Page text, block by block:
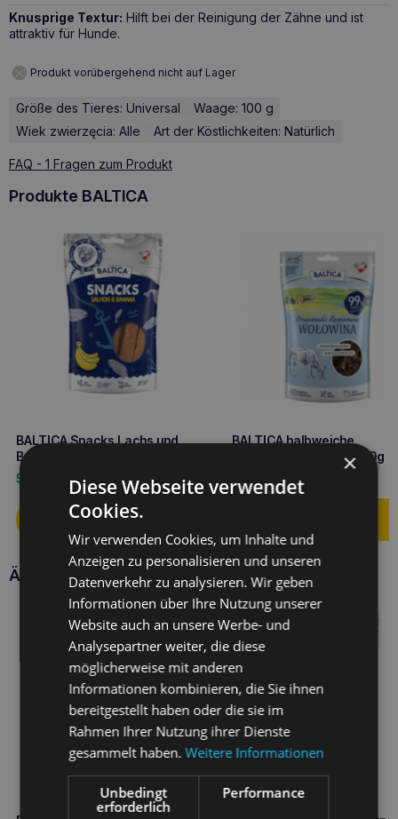
Knusprige Textur: Hilft bei der Reinigung der Zähne und ist
attraktiv für Hunde.
Produkt vorübergehend nicht auf Lager
Größe des Tieres: Universal
Waage: 100 g
Wiek zwierzęcia: Alle
Art der Köstlichkeiten: Natürlich
FAQ - 1 Fragen zum Produkt
Produkte BALTICA
BALTICA Snacks Lachs und
Banane Leckerli 80g
5,90
BALTICA halbweiche
Rindfleisch-Leckerlis 80g
Ähnliche Produkte
×
Diese Webseite verwendet
Cookies.
Wir verwenden Cookies, um Inhalte und
Anzeigen zu personalisieren und unseren
Datenverkehr zu analysieren. Wir geben
Informationen über Ihre Nutzung unserer
Website auch an unsere Werbe- und
Analysepartner weiter, die diese
möglicherweise mit anderen
Informationen kombinieren, die Sie ihnen
bereitgestellt haben oder die sie im
Rahmen Ihrer Nutzung ihrer Dienste
gesammelt haben.Weitere Informationen
Unbedingt
erforderlich
Performance